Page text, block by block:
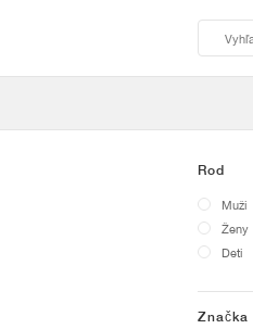
Rod
Muži
Ženy
Deti
Značka